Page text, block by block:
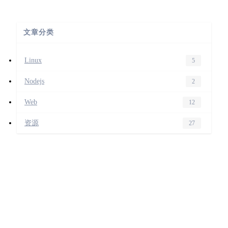
文章分类
Linux 5
Nodejs 2
Web 12
资源 27